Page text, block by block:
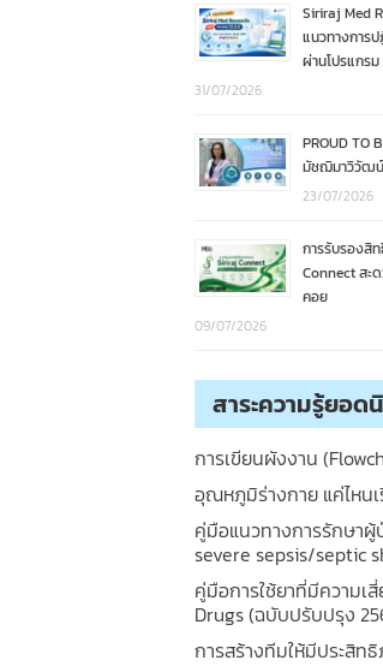
Siriraj Med
แนวทางการ
ผ่านโปรแกร
31/07/2026
PROUD
มัชฌิมาวิวัฒ
23/07/2026
การรับรองสิ
Connect สะด
คอย
09/07/2026
สาระความรู้ยอด
การเขียนผังงาน
อุณหภูมิร่างกาย แค่ไหน
คู่มือแนวทางการรักษา
severe sepsis/septic
คู่มือการใช้ยาที่มีความเ
Drugs (ฉบับปรับปรุง
การสร้างทีมให้มีประสิท